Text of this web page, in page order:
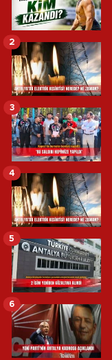
2
3
4
5
6